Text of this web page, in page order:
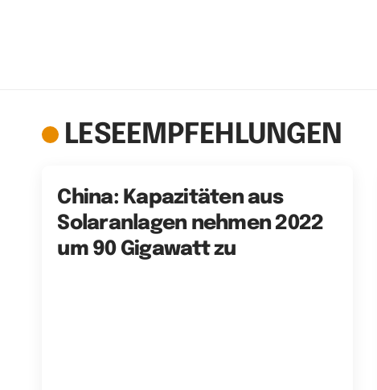
LESEEMPFEHLUNGEN
China: Kapazitäten aus
Solaranlagen nehmen 2022
um 90 Gigawatt zu